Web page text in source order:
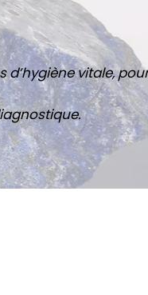
d’hygiène vitale, pour